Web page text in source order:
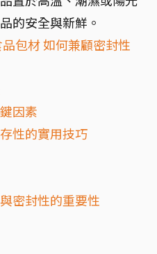
的安全與新鮮。
包材 如何兼顧密封性
因素
性的實用技巧
密封性的重要性